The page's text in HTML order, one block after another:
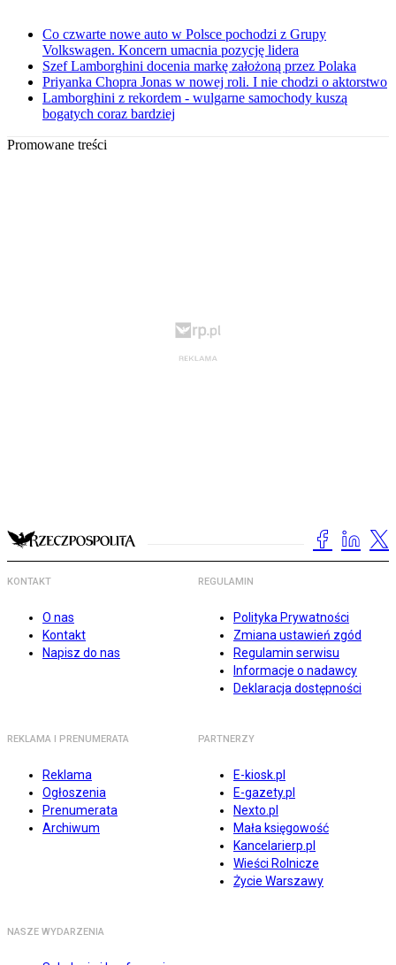
Co czwarte nowe auto w Polsce pochodzi z Grupy
Volkswagen. Koncern umacnia pozycję lidera
Szef Lamborghini docenia markę założoną przez Polaka
Priyanka Chopra Jonas w nowej roli. I nie chodzi o aktorstwo
Lamborghini z rekordem - wulgarne samochody kuszą
bogatych coraz bardziej
Promowane treści
KONTAKT
O nas
Kontakt
Napisz do nas
REGULAMIN
Polityka Prywatności
Zmiana ustawień zgód
Regulamin serwisu
Informacje o nadawcy
Deklaracja dostępności
REKLAMA I PRENUMERATA
Reklama
Ogłoszenia
Prenumerata
Archiwum
PARTNERZY
E-kiosk.pl
E-gazety.pl
Nexto.pl
Mała księgowość
Kancelarierp.pl
Wieści Rolnicze
Życie Warszawy
NASZE WYDARZENIA